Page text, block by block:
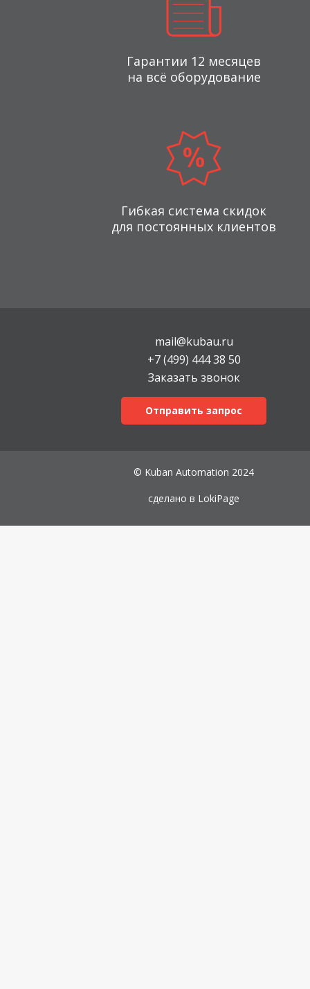
Гарантии 12 месяцев
на всё оборудование
Гибкая система скидок
для постоянных клиентов
mail@kubau.ru
+7 (499) 444 38 50
Заказать звонок
Отправить запрос
© Kuban Automation 2024
сделано в LokiPage